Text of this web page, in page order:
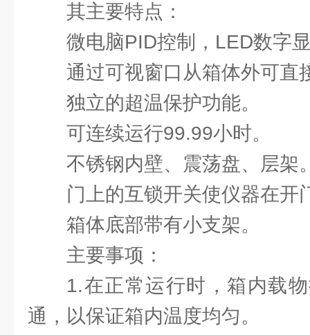
其主要特点：
微电脑PID控制，LED数字
通过可视窗口从箱体外可直
独立的超温保护功能。
可连续运行99.99小时。
不锈钢内壁、震荡盘、层架
门上的互锁开关使仪器在开
箱体底部带有小支架。
主要事项：
1.在正常运行时，箱内载
通，以保证箱内温度均匀。